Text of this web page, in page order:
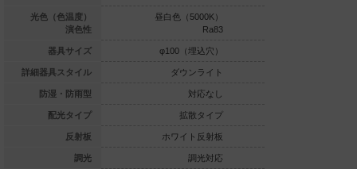
光色（色温度）
演色性
器具サイズ
詳細器具スタイル
防湿・防雨型
配光タイプ
反射板
調光
色（3500K）
（埋込穴）
ダウンライト
対応なし
集光タイプ
昼白色（5000K）
Ra83
φ100（埋込穴）
ダウンライト
対応なし
拡散タイプ
ホワイト反射板
調光対応